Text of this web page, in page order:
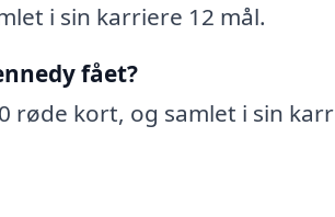
i sin karriere 12 mål.
fået?
røde kort, og samlet i sin